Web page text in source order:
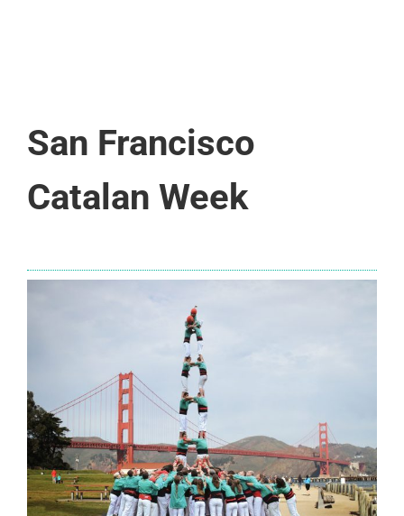
San Francisco
Catalan Week